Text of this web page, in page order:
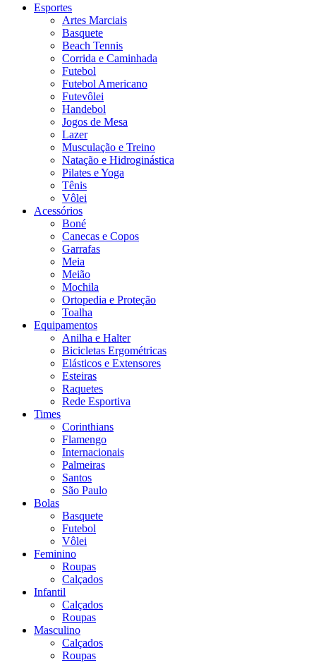
Esportes
Artes Marciais
Basquete
Beach Tennis
Corrida e Caminhada
Futebol
Futebol Americano
Futevôlei
Handebol
Jogos de Mesa
Lazer
Musculação e Treino
Natação e Hidroginástica
Pilates e Yoga
Tênis
Vôlei
Acessórios
Boné
Canecas e Copos
Garrafas
Meia
Meião
Mochila
Ortopedia e Proteção
Toalha
Equipamentos
Anilha e Halter
Bicicletas Ergométricas
Elásticos e Extensores
Esteiras
Raquetes
Rede Esportiva
Times
Corinthians
Flamengo
Internacionais
Palmeiras
Santos
São Paulo
Bolas
Basquete
Futebol
Vôlei
Feminino
Roupas
Calçados
Infantil
Calçados
Roupas
Masculino
Calçados
Roupas